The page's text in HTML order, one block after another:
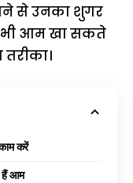
से उनका शुगर
भी आम खा सकते
करें
हैं आम